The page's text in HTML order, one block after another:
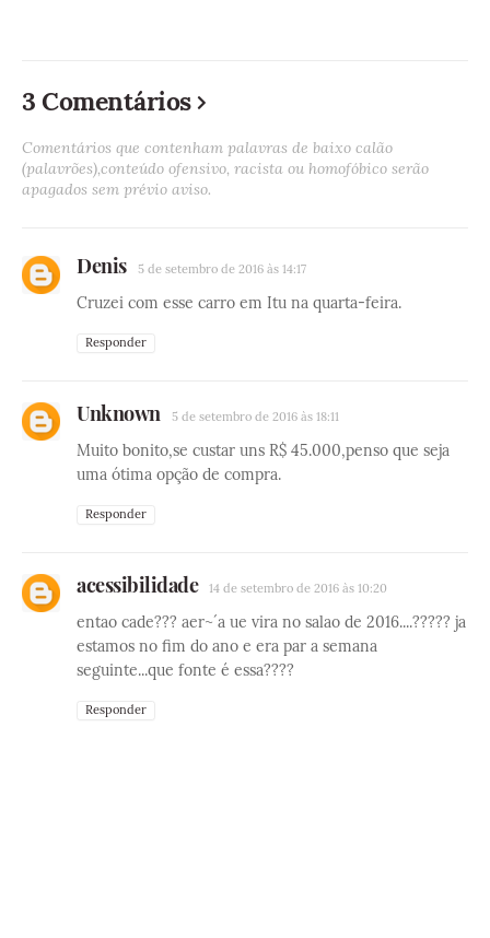
3 Comentários
Comentários que contenham palavras de baixo calão
(palavrões),conteúdo ofensivo, racista ou homofóbico serão
apagados sem prévio aviso.
Denis 5 de setembro de 2016 às 14:17
Cruzei com esse carro em Itu na quarta-feira.
Responder
Unknown 5 de setembro de 2016 às 18:11
Muito bonito,se custar uns R$ 45.000,penso que seja
uma ótima opção de compra.
Responder
acessibilidade 14 de setembro de 2016 às 10:20
entao cade??? aer~´a ue vira no salao de 2016....????? ja
estamos no fim do ano e era par a semana
seguinte...que fonte é essa????
Responder